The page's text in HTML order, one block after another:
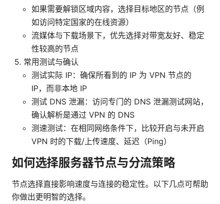
如果需要解锁区域内容，选择目标地区的节点（例
如访问特定国家的在线资源）
流媒体与下载场景下，优先选择对带宽友好、稳定
性较高的节点
常用测试与确认
测试实际 IP：确保所看到的 IP 为 VPN 节点的
IP，而非本地 IP
测试 DNS 泄漏：访问专门的 DNS 泄漏测试网站，
确认解析是通过 VPN 的 DNS
测速测试：在相同网络条件下，比较开启与未开启
VPN 时的下载/上传速度、延迟（Ping）
如何选择服务器节点与分流策略
节点选择直接影响速度与连接的稳定性。以下几点可帮助
你做出更明智的选择。